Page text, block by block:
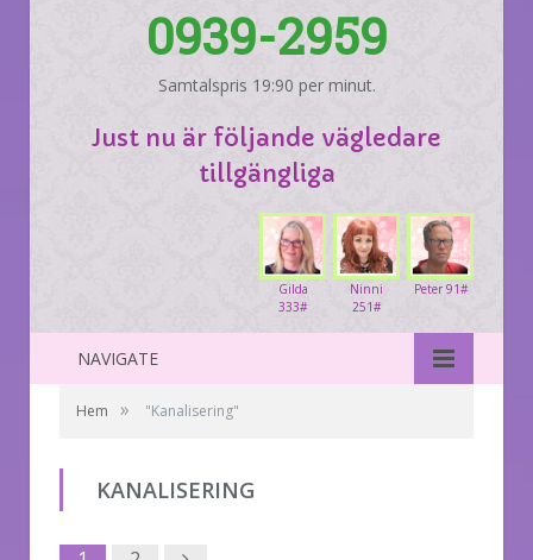
0939-2959
Samtalspris 19:90 per minut.
Just nu är följande vägledare
tillgängliga
Peter 91#
Ninni
251#
Gilda
333#
NAVIGATE
Hem » "Kanalisering"
KANALISERING